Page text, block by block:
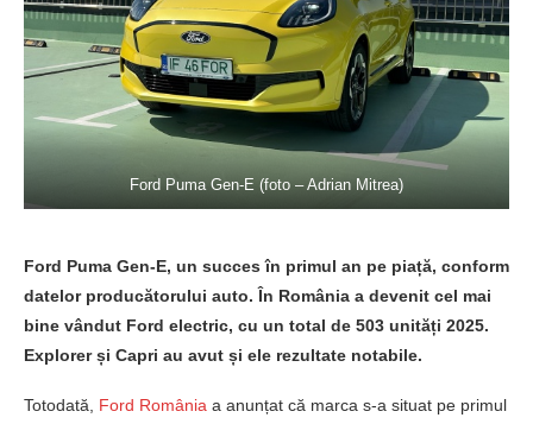
Ford Puma Gen-E (foto – Adrian Mitrea)
Ford Puma Gen-E, un succes în primul an pe piață, conform
datelor producătorului auto. În România a devenit cel mai
bine vândut Ford electric, cu un total de 503 unități 2025.
Explorer și Capri au avut și ele rezultate notabile.
Totodată, Ford România a anunțat că marca s-a situat pe primul